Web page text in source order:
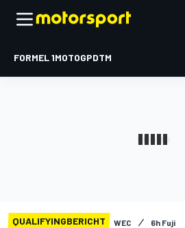
FORMEL 1MOTOGPDTM
QUALIFYINGBERICHT WEC 6h Fuji